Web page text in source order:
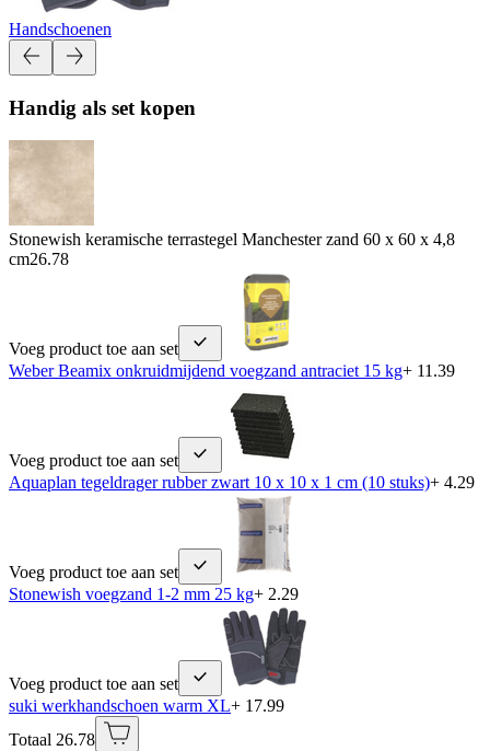
Handschoenen
Handig als set kopen
Stonewish keramische terrastegel Manchester zand 60 x 60 x 4,8
cm26.78
Voeg product toe aan set
Weber Beamix onkruidmijdend voegzand antraciet 15 kg+ 11.39
Voeg product toe aan set
Aquaplan tegeldrager rubber zwart 10 x 10 x 1 cm (10 stuks)+ 4.29
Voeg product toe aan set
Stonewish voegzand 1-2 mm 25 kg+ 2.29
Voeg product toe aan set
suki werkhandschoen warm XL+ 17.99
Totaal 26.78